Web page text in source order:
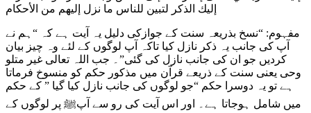
إليك الذكر ‌لتبين ‌للناس ما نزل إليهم من الأحكام
مفہوم: “نسخ بذریعہ سنت کے جوازکی دلیل یہ آیت ہے کہ “ہم نے
آپ کی جانب یہ ذکر نازل کیا تاکہ آپ لوگوں کے لئے وہ چیز بیان
کردیں جو ان کی جانب نازل کی گئی”۔ جب اللہ تعالی غیر متلو
وحی یعنی سنت کے ذریعے قرآن میں مذکور حکم کو منسوخ فرماتا
ہے تو یہ دوسرا حکم “جو لوگوں کی جانب نازل کیا گیا ” کے حکم
میں شامل ہوجاتا ہے۔ اور اس آیت کی رو سے آپﷺ پر لوگوں کے